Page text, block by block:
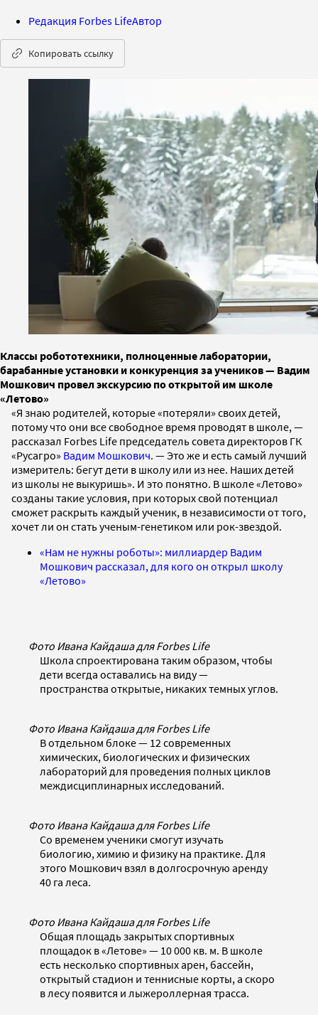
Редакция Forbes LifeАвтор
Копировать ссылку
Классы робототехники, полноценные лаборатории,
барабанные установки и конкуренция за учеников — Вадим
Мошкович провел экскурсию по открытой им школе
«Летово»
«Я знаю родителей, которые «потеряли» своих детей,
потому что они все свободное время проводят в школе, —
рассказал Forbes Life председатель совета директоров ГК
«Русагро» Вадим Мошкович. — Это же и есть самый лучший
измеритель: бегут дети в школу или из нее. Наших детей
из школы не выкуришь». И это понятно. В школе «Летово»
созданы такие условия, при которых свой потенциал
сможет раскрыть каждый ученик, в независимости от того,
хочет ли он стать ученым-генетиком или рок-звездой.
«Нам не нужны роботы»: миллиардер Вадим
Мошкович рассказал, для кого он открыл школу
«Летово»
Фото Ивана Кайдаша для Forbes Life
Школа спроектирована таким образом, чтобы
дети всегда оставались на виду —
пространства открытые, никаких темных углов.
Фото Ивана Кайдаша для Forbes Life
В отдельном блоке — 12 современных
химических, биологических и физических
лабораторий для проведения полных циклов
междисциплинарных исследований.
Фото Ивана Кайдаша для Forbes Life
Со временем ученики смогут изучать
биологию, химию и физику на практике. Для
этого Мошкович взял в долгосрочную аренду
40 га леса.
Фото Ивана Кайдаша для Forbes Life
Общая площадь закрытых спортивных
площадок в «Летове» — 10 000 кв. м. В школе
есть несколько спортивных арен, бассейн,
открытый стадион и теннисные корты, а скоро
в лесу появится и лыжероллерная трасса.